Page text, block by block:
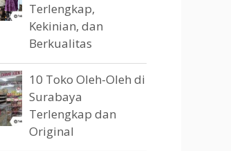
Terlengkap,
Kekinian, dan
Berkualitas
10 Toko Oleh-Oleh di
Surabaya
Terlengkap dan
Original